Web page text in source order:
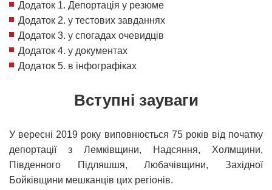
Додаток 1. Депортація у резюме
Додаток 2. у тестових завданнях
Додаток 3. у спогадах очевидців
Додаток 4. у документах
Додаток 5. в інфографіках
Вступні зауваги
У вересні 2019 року виповнюється 75 років від початку
депортації з Лемківщини, Надсяння, Холмщини,
Південного Підляшшя, Любачівщини, Західної
Бойківщини мешканців цих регіонів.